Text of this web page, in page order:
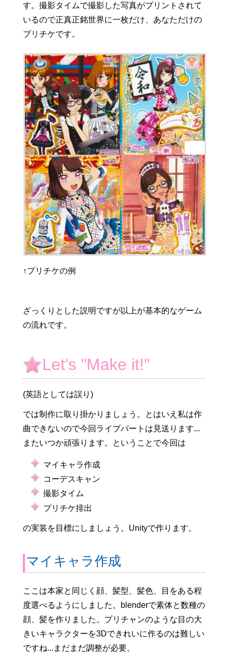
す。撮影タイムで撮影した写真がプリントされて
いるので正真正銘世界に一枚だけ、あなただけの
プリチケです。
↑プリチケの例
ざっくりとした説明ですが以上が基本的なゲーム
の流れです。
Let's "Make it!"
(英語としては誤り)
では制作に取り掛かりましょう。とはいえ私は作
曲できないので今回ライブパートは見送ります...
またいつか頑張ります。ということで今回は
マイキャラ作成
コーデスキャン
撮影タイム
プリチケ排出
の実装を目標にしましょう。Unityで作ります。
マイキャラ作成
ここは本家と同じく顔、髪型、髪色、目をある程
度選べるようにしました。blenderで素体と数種の
顔、髪を作りました。プリチャンのような目の大
きいキャラクターを3Dできれいに作るのは難しい
ですね...まだまだ調整が必要。